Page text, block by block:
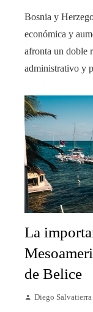
Bosnia y
económica y
afronta un doble
administrativo y
La
de Belice
Diego Salvatierra